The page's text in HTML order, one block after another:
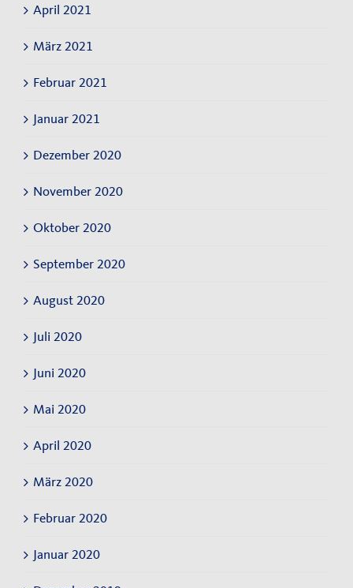
April 2021
März 2021
Februar 2021
Januar 2021
Dezember 2020
November 2020
Oktober 2020
September 2020
August 2020
Juli 2020
Juni 2020
Mai 2020
April 2020
März 2020
Februar 2020
Januar 2020